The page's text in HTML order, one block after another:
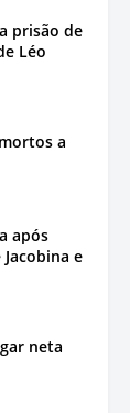
prisão de
Léo
a
após
e
neta